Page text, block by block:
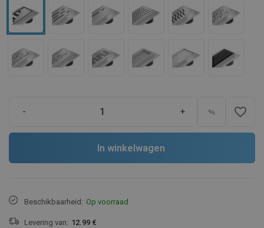
- + favorite_border
In winkelwagen
Beschikbaarheid: Op voorraad
Levering van: 12.99 €